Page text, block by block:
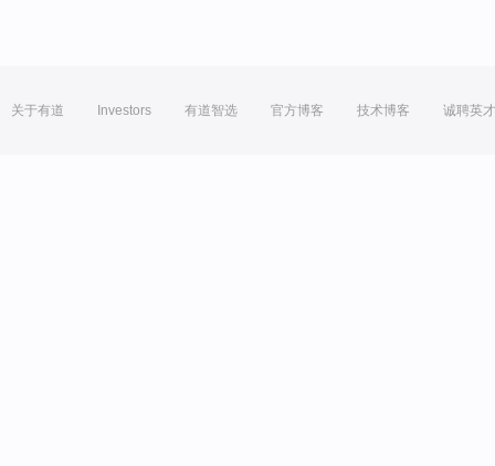
关于有道 Investors 有道智选 官方博客 技术博客 诚聘英才